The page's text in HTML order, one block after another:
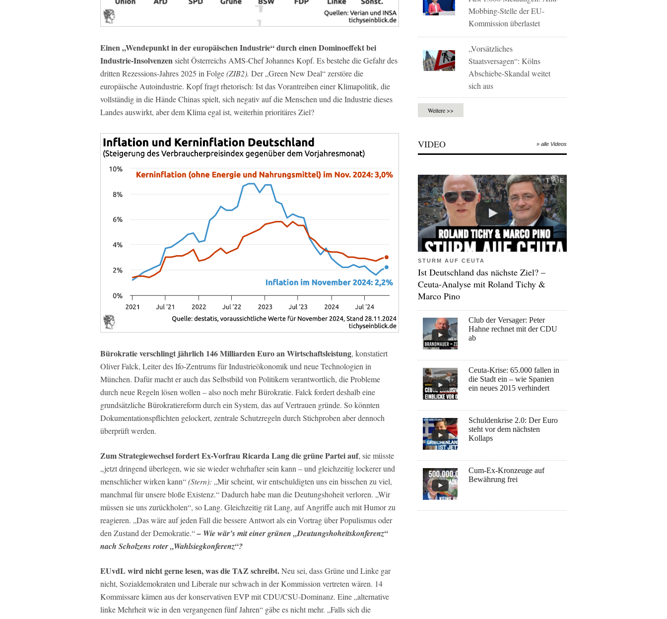
Einen „Wendepunkt in der europäischen Industrie“ durch einen Dominoeffekt bei
Industrie-Insolvenzensieht Österreichs AMS-Chef Johannes Kopf. Es bestehe die Gefahr des
dritten Rezessions-Jahres 2025 in Folge(ZIB2). Der „Green New Deal“ zerstöre die
europäische Autoindustrie. Kopf fragt rhetorisch: Ist das Vorantreiben einer Klimapolitik, die
vollständig in die Hände Chinas spielt, sich negativ auf die Menschen und die Industrie dieses
Landes auswirkt, aber dem Klima egal ist, weiterhin prioritäres Ziel?
Bürokratie verschlingt jährlich 146 Milliarden Euro an Wirtschaftsleistung, konstatiert
Oliver Falck, Leiter des Ifo-Zentrums für Industrieökonomik und neue Technologien in
München. Dafür macht er auch das Selbstbild von Politikern verantwortlich, die Probleme
durch neue Regeln lösen wollen – also noch mehr Bürokratie. Falck fordert deshalb eine
grundsätzliche Bürokratiereform durch ein System, das auf Vertrauen gründe. So könnten
Dokumentationspflichten gelockert, zentrale Schutzregeln durch Stichproben aber dennoch
überprüft werden.
Zum Strategiewechsel fordert Ex-Vorfrau Ricarda Lang die grüne Partei auf, sie müsste
„jetzt dringend überlegen, wie sie wieder wehrhafter sein kann – und gleichzeitig lockerer und
menschlicher wirken kann“(Stern): „Mir scheint, wir entschuldigten uns ein bisschen zu viel,
manchmal für unsere bloße Existenz.“ Dadurch habe man die Deutungshoheit verloren. „Wir
müssen sie uns zurückholen“, so Lang. Gleichzeitig rät Lang, auf Angriffe auch mit Humor zu
reagieren. „Das wäre auf jeden Fall die bessere Antwort als ein Vortrag über Populismus oder
den Zustand der Demokratie.“– Wie wär’s mit einer grünen „Deutungshoheitskonferenz“
nach Scholzens roter „Wahlsiegkonferenz“?
EUvdL wird nicht gerne lesen, was die TAZ schreibt.Neu sei, dass Grüne und Linke gar
nicht, Sozialdemokraten und Liberale nur schwach in der Kommission vertreten wären. 14
Kommissare kämen aus der konservativen EVP mit CDU/CSU-Dominanz. Eine „alternative
linke Mehrheit wie in den vergangenen fünf Jahren“ gäbe es nicht mehr. „Falls sich die
Mobbing-Stelle der EU-
Kommission überlastet
„Vorsätzliches
Staatsversagen“: Kölns
Abschiebe-Skandal weitet
sich aus
Weitere >>
VIDEO » alle Videos
STURM AUF CEUTA
Ist Deutschland das nächste Ziel? –
Ceuta-Analyse mit Roland Tichy &
Marco Pino
Club der Versager: Peter
Hahne rechnet mit der CDU
ab
Ceuta-Krise: 65.000 fallen in
die Stadt ein – wie Spanien
ein neues 2015 verhindert
Schuldenkrise 2.0: Der Euro
steht vor dem nächsten
Kollaps
Cum-Ex-Kronzeuge auf
Bewährung frei